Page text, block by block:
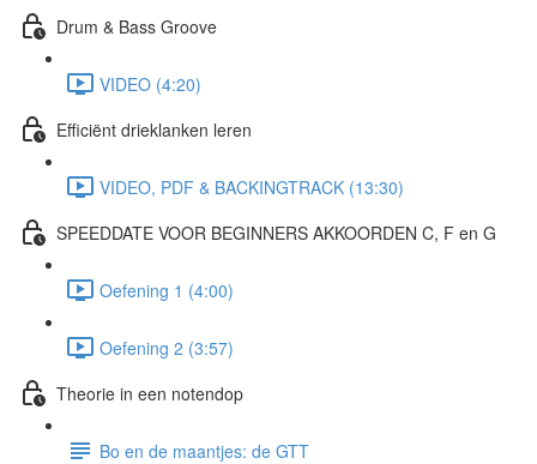
Drum & Bass Groove
VIDEO (4:20)
Efficiënt drieklanken leren
VIDEO, PDF & BACKINGTRACK (13:30)
SPEEDDATE VOOR BEGINNERS AKKOORDEN C, F en G
Oefening 1 (4:00)
Oefening 2 (3:57)
Theorie in een notendop
Bo en de maantjes: de GTT